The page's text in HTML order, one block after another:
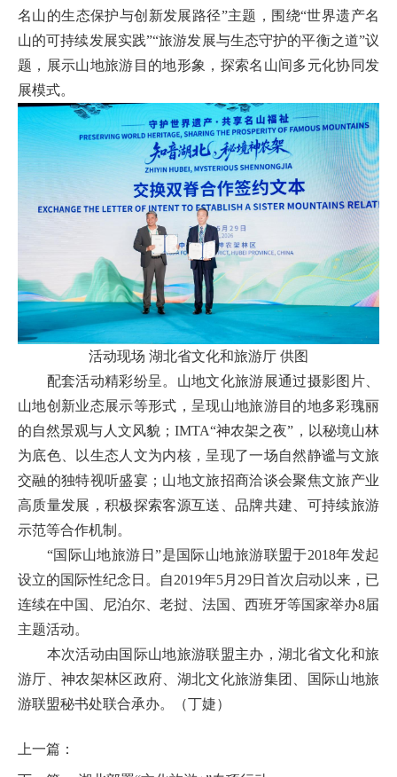
名山的生态保护与创新发展路径”主题，围绕“世界遗产名
山的可持续发展实践”“旅游发展与生态守护的平衡之道”议
题，展示山地旅游目的地形象，探索名山间多元化协同发
展模式。
活动现场 湖北省文化和旅游厅 供图
配套活动精彩纷呈。山地文化旅游展通过摄影图片、
山地创新业态展示等形式，呈现山地旅游目的地多彩瑰丽
的自然景观与人文风貌；IMTA“神农架之夜”，以秘境山林
为底色、以生态人文为内核，呈现了一场自然静谧与文旅
交融的独特视听盛宴；山地文旅招商洽谈会聚焦文旅产业
高质量发展，积极探索客源互送、品牌共建、可持续旅游
示范等合作机制。
“国际山地旅游日”是国际山地旅游联盟于2018年发起
设立的国际性纪念日。自2019年5月29日首次启动以来，已
连续在中国、尼泊尔、老挝、法国、西班牙等国家举办8届
主题活动。
本次活动由国际山地旅游联盟主办，湖北省文化和旅
游厅、神农架林区政府、湖北文化旅游集团、国际山地旅
游联盟秘书处联合承办。（丁婕）
上一篇：